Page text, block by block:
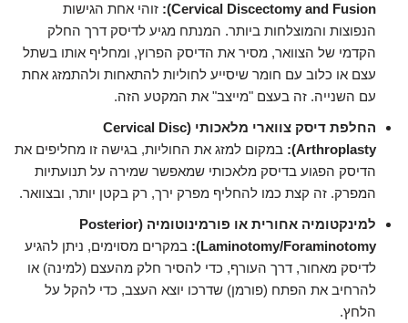
Cervical Discectomy and Fusion):
זוהי אחת הגישות
הנפוצות והמוצלחות ביותר. המנתח מגיע לדיסק דרך החלק
הקדמי של הצוואר, מסיר את הדיסק הפרוץ, ומחליף אותו בשתל
עצם או כלוב עם חומר שיסייע לחוליות להתאחות ולהתמזג אחת
עם השנייה. זה בעצם "מייצב" את המקטע הזה.
החלפת דיסק צווארי מלאכותי (Cervical Disc
Arthroplasty):
במקום למזג את החוליות, בגישה זו מחליפים את
הדיסק הפגוע בדיסק מלאכותי שמאפשר שמירה על תנועתיות
המפרק. זה קצת כמו להחליף מפרק ירך, רק בקטן יותר, ובצוואר.
למינקטומיה אחורית או פורמינוטומיה (Posterior
Laminotomy/Foraminotomy):
במקרים מסוימים, ניתן להגיע
לדיסק מאחור, דרך העורף, כדי להסיר חלק מהעצם (למינה) או
להרחיב את הפתח (פורמן) שדרכו יוצא העצב, כדי להקל על
הלחץ.